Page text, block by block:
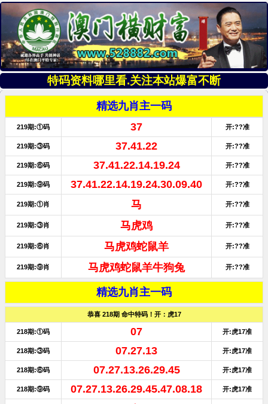
特码资料哪里看.关注本站爆富不断